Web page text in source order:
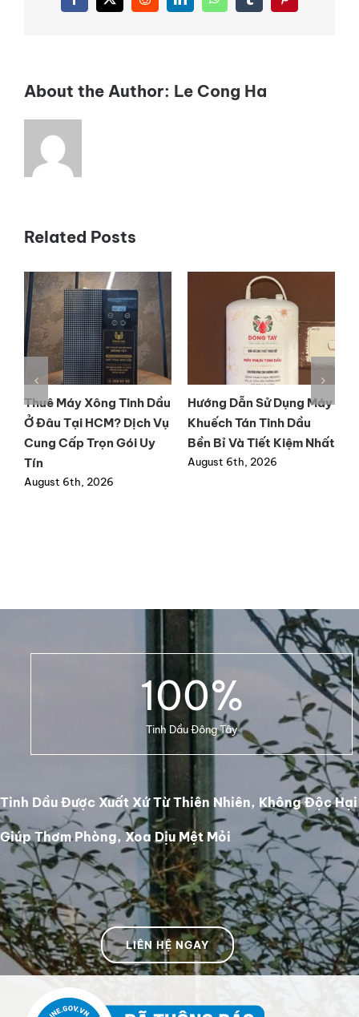
dành
quán
caffe
Facebook
X RedditLinkedInWhatsAppTumblrPinterest
About the Author: Le Cong Ha
Related Posts
Cửa Hàng Bán Máy
Khuếch Tán Tinh Dầu Tại
Đồng Nai Uy Tín, Chính
Hãng
August 4th, 2026
Mua máy xông tinh dầu
tốt tại TP.HCM chất
lượng, bảo hành dài hạn
August 6th, 2026
100%
Tinh Dầu Đông Tây
Tinh Dầu Được Xuất Xứ Từ Thiên Nhiên, Không Độc Hại
Giúp Thơm Phòng, Xoa Dịu Mệt Mỏi
LIÊN HỆ NGAY